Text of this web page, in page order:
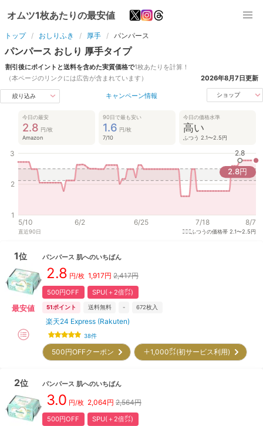
オムツ1枚あたりの最安値
トップ おしりふき 厚手 パンパース
パンパース おしり 厚手タイプ
割引後にポイントと送料を含めた実質価格で1枚あたりを計算！
（本ページのリンクには広告が含まれています）
2026年8月7日更新
絞り込み キャンペーン情報 ショップ
今日の最安
2.8 円/枚
Amazon
90日で最も安い
1.6 円/枚
7/10
今日の価格水準
高い
ふつう 2.1〜2.5円
1
2
3
5/10 6/2 6/25 7/18 8/7
2.8
2.8円
直近90日 ふつうの価格帯2.1〜2.5円
1位
最安値
パンパース 肌へのいちばん
2.8 円/枚 1,917円 2,417円
500円OFF SPU(＋2倍㌽)
51ポイント 送料無料 - 672枚入
楽天24 Express (Rakuten)
38件
500円OFFクーポン ＋1,000㌽(初サービス利用)
2位 パンパース 肌へのいちばん
3.0 円/枚 2,064円 2,564円
500円OFF SPU(＋2倍㌽)